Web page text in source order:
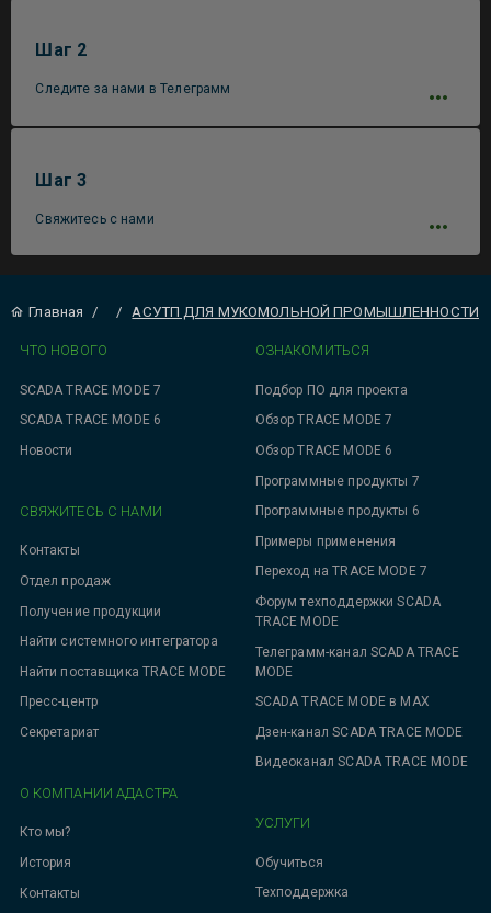
Шаг 2
Следите за нами в Телеграмм
Шаг 3
Свяжитесь с нами
Главная / / АСУТП ДЛЯ МУКОМОЛЬНОЙ ПРОМЫШЛЕННОСТИ
ЧТО НОВОГО
SCADA TRACE MODE 7
SCADA TRACE MODE 6
Новости
ОЗНАКОМИТЬСЯ
Подбор ПО для проекта
Обзор TRACE MODE 7
Обзор TRACE MODE 6
Программные продукты 7
Программные продукты 6
Примеры применения
Переход на TRACE MODE 7
Форум техподдержки SCADA
TRACE MODE
Телеграмм-канал SCADA TRACE
MODE
SCADA TRACE MODE в MAX
Дзен-канал SCADA TRACE MODE
Видеоканал SCADA TRACE MODE
УСЛУГИ
Обучиться
Техподдержка
СВЯЖИТЕСЬ С НАМИ
Контакты
Отдел продаж
Получение продукции
Найти системного интегратора
Найти поставщика TRACE MODE
Пресс-центр
Секретариат
О КОМПАНИИ АДАСТРА
Кто мы?
История
Контакты